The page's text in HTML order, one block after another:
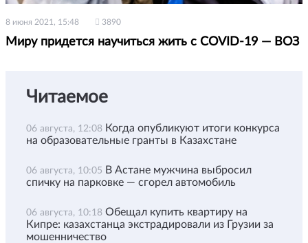
8 июня 2021, 15:48 3890
Миру придется научиться жить с COVID-19 — ВОЗ
Читаемое
06 августа, 12:08 Когда опубликуют итоги конкурса
на образовательные гранты в Казахстане
06 августа, 10:05 В Астане мужчина выбросил
спичку на парковке — сгорел автомобиль
06 августа, 10:18 Обещал купить квартиру на
Кипре: казахстанца экстрадировали из Грузии за
мошенничество